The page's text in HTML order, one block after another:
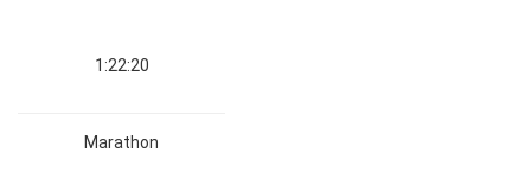
1:22:20
Marathon